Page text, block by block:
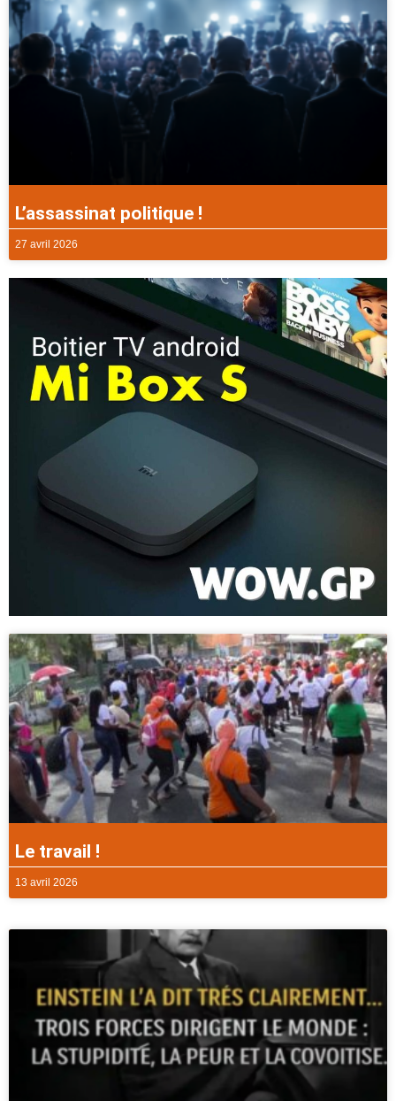
L’assassinat politique !
27 avril 2026
Le travail !
13 avril 2026